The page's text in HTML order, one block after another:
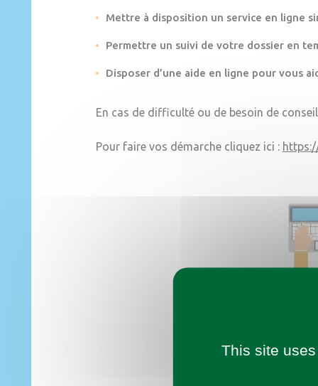
Mettre à disposition un service en ligne
Permettre un suivi de votre dossier en
Disposer d’une aide en ligne pour vous
En cas de difficulté ou de besoin de
Pour faire vos démarche cliquez ici :
This site